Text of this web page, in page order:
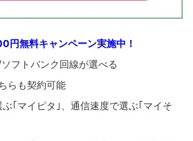
円無料キャンペーン実施中！
フトバンク回線が選べる
らも契約可能
｢マイピタ｣、通信速度で選ぶ｢マイそ